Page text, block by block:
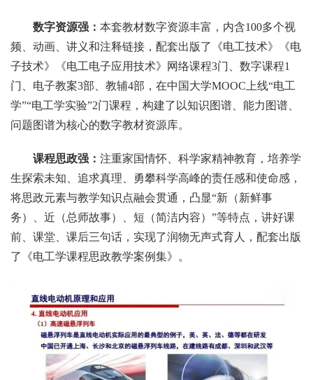
数字资源强： 本套教材数字资源丰富，内含100多个视
频、动画、讲义和注释链接，配套出版了《电工技术》《电
子技术》《电工电子应用技术》网络课程3门、数字课程1
门、电子教案3部、教辅4部，在中国大学MOOC上线“电工
学”“电工学实验”2门课程，构建了以知识图谱、能力图谱、
问题图谱为核心的数字教材资源库。
课程思政强： 注重家国情怀、科学家精神教育，培养学
生探索未知、追求真理、勇攀科学高峰的责任感和使命感，
将思政元素与教学知识点融会贯通，凸显“新（新鲜事
务）、近（总师故事）、短（简洁内容）”等特点，讲好课
前、课堂、课后三句话，实现了润物无声式育人，配套出版
了《电工学课程思政教学案例集》。